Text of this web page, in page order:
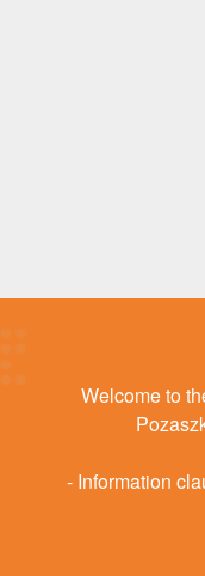
Welcome to
- Information